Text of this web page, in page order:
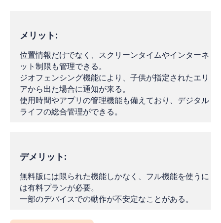
メリット:
位置情報だけでなく、スクリーンタイムやインターネ
ット制限も管理できる。
ジオフェンシング機能により、子供が指定されたエリ
アから出た場合に通知が来る。
使用時間やアプリの管理機能も備えており、デジタル
ライフの総合管理ができる。
デメリット:
無料版には限られた機能しかなく、フル機能を使うに
は有料プランが必要。
一部のデバイスでの動作が不安定なことがある。